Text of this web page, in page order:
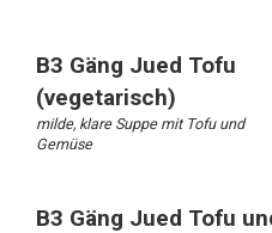
B3 Gäng Jued Tofu
(vegetarisch)
milde, klare Suppe mit Tofu und
Gemüse
B3 Gäng Jued Tofu